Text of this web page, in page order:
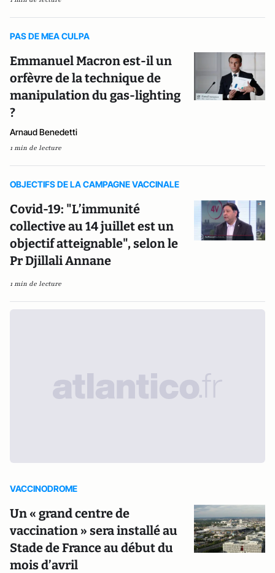
PAS DE MEA CULPA
Emmanuel Macron est-il un
orfèvre de la technique de
manipulation du gas-lighting
?
Arnaud Benedetti
1 min de lecture
OBJECTIFS DE LA CAMPAGNE VACCINALE
Covid-19: "L’immunité
collective au 14 juillet est un
objectif atteignable", selon le
Pr Djillali Annane
1 min de lecture
VACCINODROME
Un « grand centre de
vaccination » sera installé au
Stade de France au début du
mois d’avril